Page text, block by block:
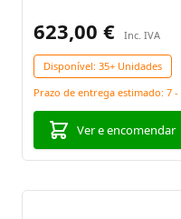
623,00 €
Disponível: 35+ Unidades
Prazo de entrega estimado: 7 -
Ver e encomendar